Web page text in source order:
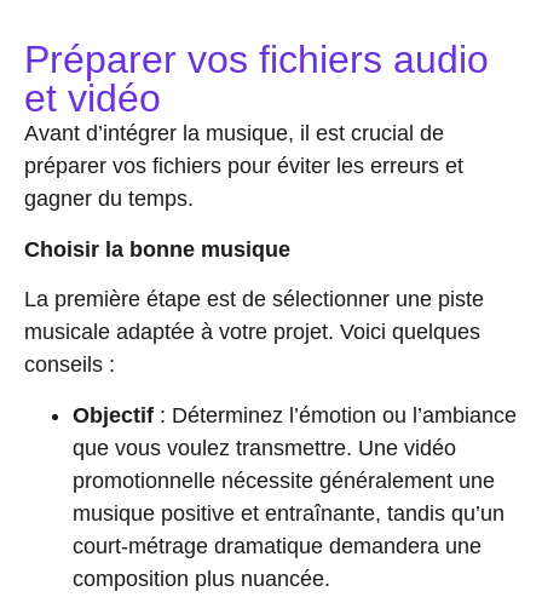
Préparer vos fichiers audio
et vidéo
Avant d’intégrer la musique, il est crucial de
préparer vos fichiers pour éviter les erreurs et
gagner du temps.
Choisir la bonne musique
La première étape est de sélectionner une piste
musicale adaptée à votre projet. Voici quelques
conseils :
Objectif : Déterminez l’émotion ou l’ambiance
que vous voulez transmettre. Une vidéo
promotionnelle nécessite généralement une
musique positive et entraînante, tandis qu’un
court-métrage dramatique demandera une
composition plus nuancée.